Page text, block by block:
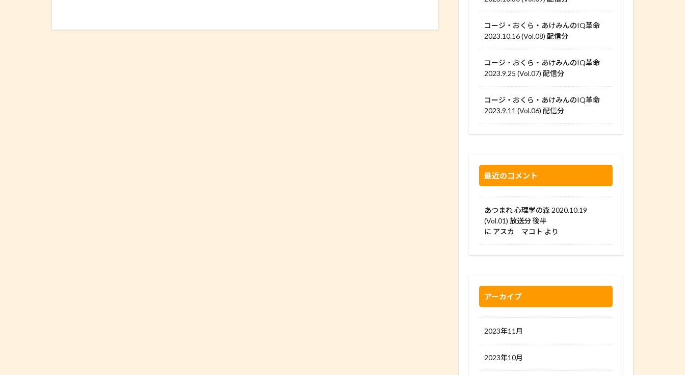
コージ・おくら・あけみんのIQ革命
2023.10.16 (Vol.08) 配信分
コージ・おくら・あけみんのIQ革命
2023.9.25 (Vol.07) 配信分
コージ・おくら・あけみんのIQ革命
2023.9.11 (Vol.06) 配信分
最近のコメント
あつまれ 心理学の森 2020.10.19
(Vol.01) 放送分 後半
に アスカ マコト より
アーカイブ
2023年11月
2023年10月